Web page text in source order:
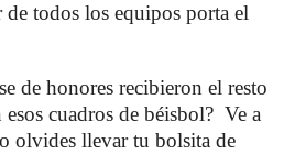
de todos los equipos porta el
de honores recibieron el resto
esos cuadros de béisbol? Ve a
olvides llevar tu bolsita de